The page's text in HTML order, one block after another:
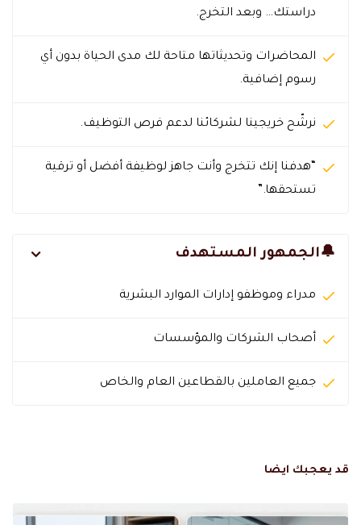
دراستك… وبعد التخرج.
المحاضرات وتحديثاتها متاحة لك مدى الحياة بدون أي
رسوم إضافية.
نرشّح خريجينا لشركائنا لدعم فرص التوظيف.
“هدفنا إنك تتخرج وأنت جاهز لوظيفة أفضل أو ترقية
تستحقها.”
🔔الجمهور المستهدف
مدراء وموظفو إدارات الموارد البشرية
أصحاب الشركات والمؤسسات
جميع العاملين بالقطاعين العام والخاص
قد يعجبك ايضا